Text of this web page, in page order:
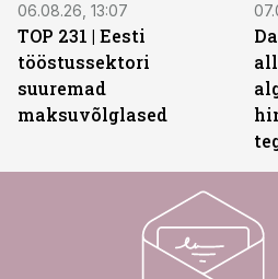
06.08.26, 13:07
TOP 231 | Eesti
tööstussektori
suuremad
maksuvõlglased